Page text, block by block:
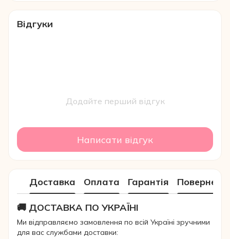
Відгуки
Додайте перший відгук
Написати відгук
Доставка Оплата Гарантія
🚚 ДОСТАВКА ПО УКРАЇНІ
Ми відправляємо замовлення по всій Україні зручними
для вас службами доставки: